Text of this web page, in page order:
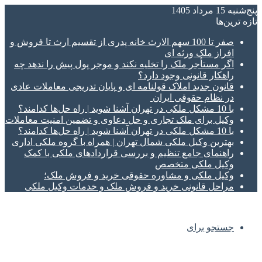
پنج‌شنبه 15 مرداد 1405
تازه‌ ترین‌ها
صفر تا 100 سهم الارث خانه پدری از تقسیم ارث تا فروش و
افراز ملک ورثه ای
اگر مستأجر ملک را تخلیه نکند و موجر پول پیش را ندهد چه
راهکار قانونی وجود دارد؟
قانون جدید املاک قولنامه ای و پایان تدریجی معاملات عادی
در نظام حقوقی ایران
با 10 مشکل ملکی در تهران آشنا شوید | راه حل‌ها کدامند؟
وکیل برای ملک تجاری و حل دعاوی و تضمین امنیت معاملات
با 10 مشکل ملکی در تهران آشنا شوید | راه حل‌ها کدامند؟
بهترین وکیل ملکی شمال تهران | همراه با گروه ملکی اداری
راهنمای جامع تنظیم و بررسی قراردادهای ملکی با کمک
وکیل ملکی متخصص
وکیل ملکی و مشاوره حقوقی خرید و فروش ملک؛
مراحل قانونی خرید و فروش ملک و خدمات وکیل ملکی
جستجو برای